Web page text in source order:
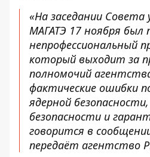
«На заседании
МАГАТЭ 17 ноября был
непрофессиональный
который выходит за
полномочий
фактические ошибки
ядерной
безопасности и
говорится в
передаёт агентство